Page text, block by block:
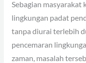
Sebagian masyarakat
lingkungan padat
tanpa diurai terlebih
pencemaran
zaman, masalah